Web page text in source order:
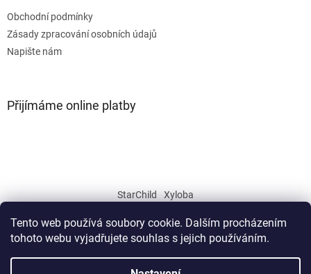
Tento web používá soubory cookie. Dalším procházením
tohoto webu vyjadřujete souhlas s jejich používáním.
Obchodní podmínky
Zásady zpracování osobních údajů
Napište nám
Přijímáme online platby
StarChild Xyloba